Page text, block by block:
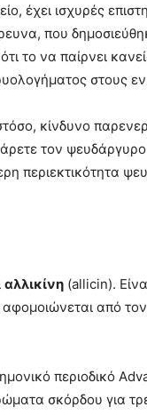
έχει ισχυρές
που
το να παίρνει
στους
κίνδυνο
τον
περιεκτικότητα
αλλικίνη (allicin).
από
περιοδικό
σκόρδου για